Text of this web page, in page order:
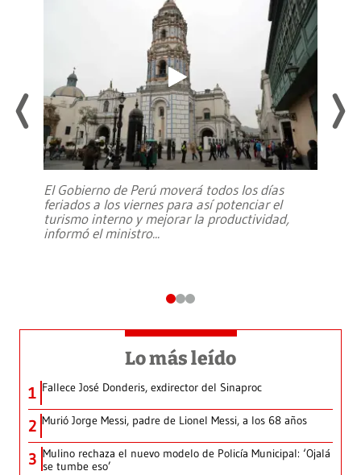
El Gobierno de Perú moverá todos los días
feriados a los viernes para así potenciar el
turismo interno y mejorar la productividad,
informó el ministro...
Lo más leído
1 Fallece José Donderis, exdirector del Sinaproc
2 Murió Jorge Messi, padre de Lionel Messi, a los 68 años
3 Mulino rechaza el nuevo modelo de Policía Municipal: ‘Ojalá
se tumbe eso’